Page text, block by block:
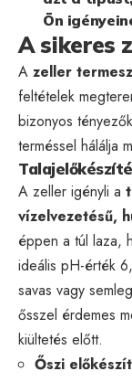
Ön
A sikeres
A zeller
feltételek
bizonyos
terméssel hálálja
A zeller igényli a
vízelvezetésű,
éppen a túl laza,
ideális pH-érték
savas vagy
ősszel érdemes
kiültetés előtt.
Őszi